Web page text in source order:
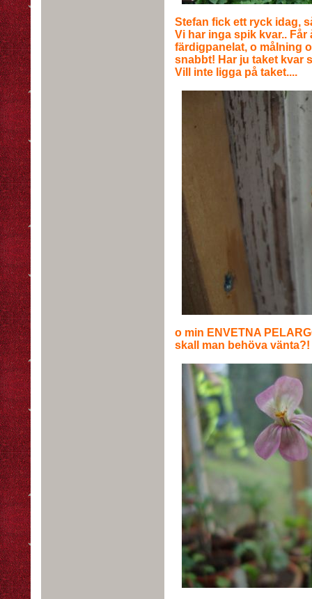
Stefan fick ett ryck idag,
Vi har inga spik kvar.. Får
färdigpanelat, o målning
snabbt! Har ju taket kvar
Vill inte ligga på taket....
o min ENVETNA
skall man behöva vänta?!